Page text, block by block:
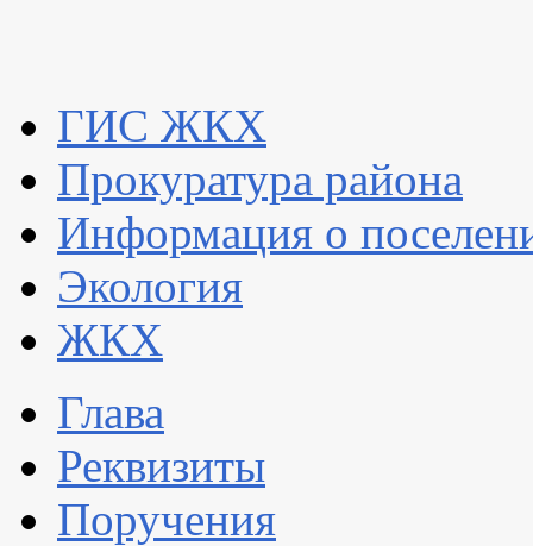
ГИС ЖКХ
Прокуратура района
Информация о
Экология
ЖКХ
Глава
Реквизиты
Поручения